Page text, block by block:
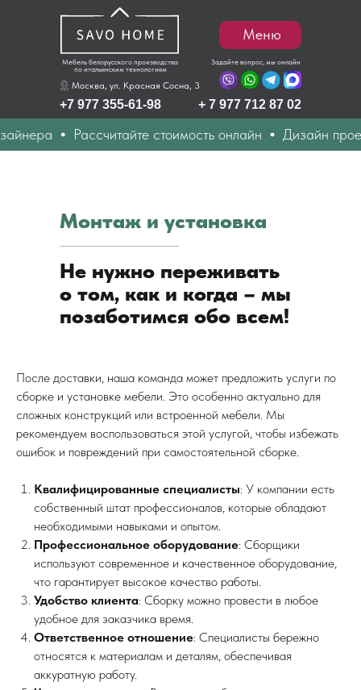
Мебель белорусского производства
по итальянским технологиям
+7 977 355-61-98
Задайте вопрос, мы онлайн
Москва, ул. Красная Сосна, 3
+ 7 977 712 87 02
Меню
Рассчитайте стоимость онлайн Дизайн
Монтаж и установка
Не нужно переживать
о том, как и когда – мы
позаботимся обо всем!
После доставки, наша команда может предложить услуги по
сборке и установке мебели. Это особенно актуально для
сложных конструкций или встроенной мебели. Мы
рекомендуем воспользоваться этой услугой, чтобы избежать
ошибок и повреждений при самостоятельной сборке.
Квалифицированные специалисты: У компании есть
собственный штат профессионалов, которые обладают
необходимыми навыками и опытом.
Профессиональное оборудование: Сборщики
используют современное и качественное оборудование,
что гарантирует высокое качество работы.
Удобство клиента: Сборку можно провести в любое
удобное для заказчика время.
Ответственное отношение: Специалисты бережно
относятся к материалам и деталям, обеспечивая
аккуратную работу.